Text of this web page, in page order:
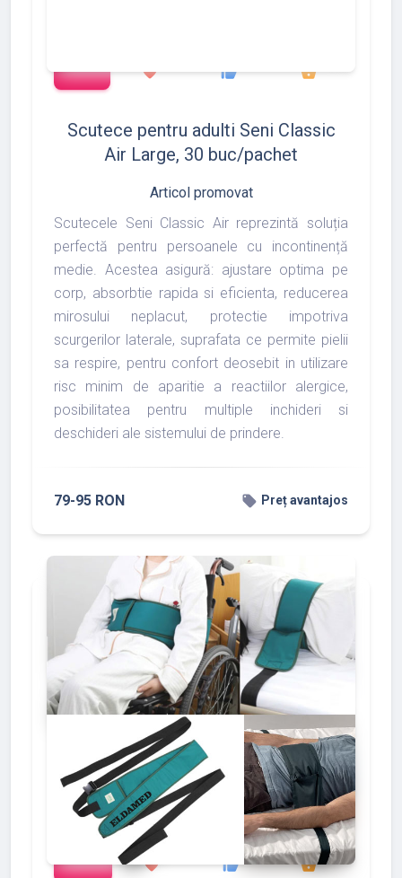
favorite thumb_up shopping_basket
Scutece pentru adulti Seni Classic
Air Large, 30 buc/pachet
Articol promovat
Scutecele Seni Classic Air reprezintă soluția
perfectă pentru persoanele cu incontinență
medie. Acestea asigură: ajustare optima pe
corp, absorbtie rapida si eficienta, reducerea
mirosului neplacut, protectie impotriva
scurgerilor laterale, suprafata ce permite pielii
sa respire, pentru confort deosebit in utilizare
risc minim de aparitie a reactiilor alergice,
posibilitatea pentru multiple inchideri si
deschideri ale sistemului de prindere.
79-95 RON local_offer Preț avantajos
favorite thumb_up
175
shopping_basket